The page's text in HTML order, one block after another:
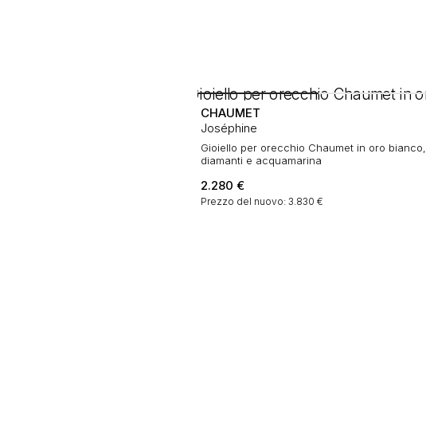
CHAUMET
Joséphine
Gioiello per orecchio Chaumet in oro bianco,
diamanti e acquamarina
2.280 €
Prezzo del nuovo: 3.830 €